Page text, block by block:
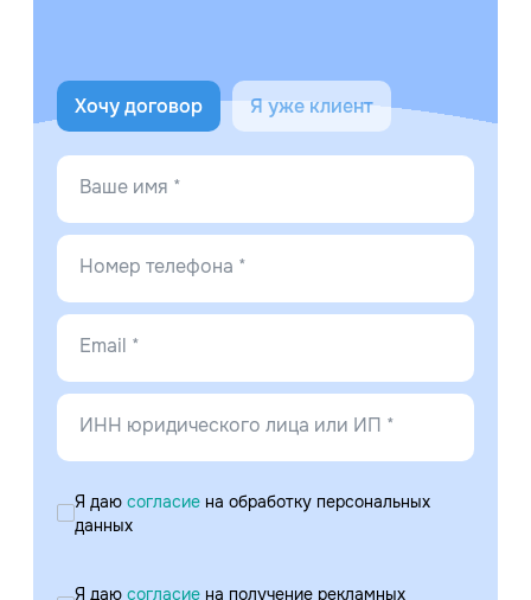
Хочу договор Я уже клиент
Ваше имя *
Номер телефона *
Email *
ИНН юридического лица или ИП *
Я даю согласие на обработку персональных
данных
Я даю согласие на получение рекламных